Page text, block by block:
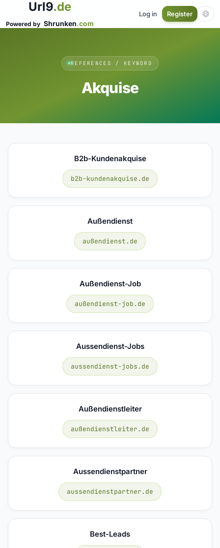
Url9.de
Powered by Shrunken.com
Log in Register
REFERENCES / KEYWORD
Akquise
B2b-Kundenakquise
b2b-kundenakquise.de
Außendienst
außendienst.de
Außendienst-Job
außendienst-job.de
Aussendienst-Jobs
aussendienst-jobs.de
Außendienstleiter
außendienstleiter.de
Aussendienstpartner
aussendienstpartner.de
Best-Leads